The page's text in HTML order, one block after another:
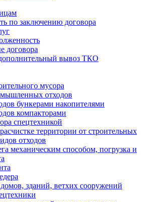
по заключению договора
договора
вывоз ТКО
мусора
отходов
бункерами накопителями
компакторами
спецтехникой
территории от строительных
отходов
механическим способом, погрузка и
зданий, ветхих сооружений